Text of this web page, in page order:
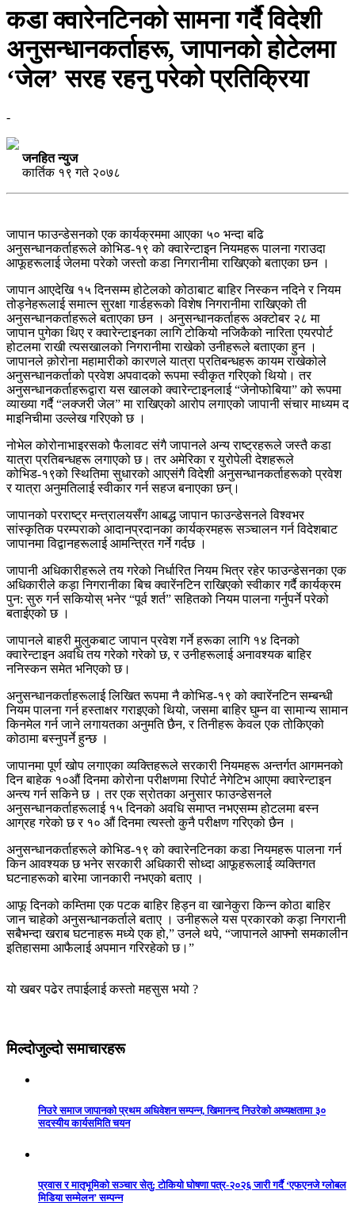
कडा क्वारेनटिनको सामना गर्दै विदेशी
अनुसन्धानकर्ताहरू, जापानको होटेलमा
‘जेल’ सरह रहनु परेको प्रतिक्रिया
-
जनहित न्युज
कार्तिक १९ गते २०७८
जापान फाउन्डेसनको एक कार्यक्रममा आएका ५० भन्दा बढि
अनुसन्धानकर्ताहरूले कोभिड-१९ को क्वारेन्टाइन नियमहरू पालना गराउदा
आफूहरूलाई जेलमा परेको जस्तो कडा निगरानीमा राखिएको बताएका छन ।
जापान आएदेखि १५ दिनसम्म होटेलको कोठाबाट बाहिर निस्कन नदिने र नियम
तोड्नेहरूलाई समात्न सुरक्षा गार्डहरूको विशेष निगरानीमा राखिएको ती
अनुसन्धानकर्ताहरूले बताएका छन । अनुसन्धानकर्ताहरू अक्टोबर २८ मा
जापान पुगेका थिए र क्वारेन्टाइनका लागि टोकियो नजिकैको नारिता एयरपोर्ट
होटलमा राखी त्यसखालको निगरानीमा राखेको उनीहरूले बताएका हुन ।
जापानले क़ोरोना महामारीको कारणले यात्रा प्रतिबन्धहरू कायम राखेकोले
अनुसन्धानकर्ताको प्रवेश अपवादको रूपमा स्वीकृत गरिएको थियो। तर
अनुसन्धानकर्ताहरूद्वारा यस खालको क्वारेन्टाइनलाई “जेनोफोबिया” को रूपमा
व्याख्या गर्दै “लक्जरी जेल” मा राखिएको आरोप लगाएको जापानी संचार माध्यम द
माइनिचीमा उल्लेख गरिएको छ ।
नोभेल कोरोनाभाइरसको फैलावट संगै जापानले अन्य राष्ट्रहरूले जस्तै कडा
यात्रा प्रतिबन्धहरू लगाएको छ। तर अमेरिका र युरोपेली देशहरूले
कोभिड-१९को स्थितिमा सुधारको आएसंगै विदेशी अनुसन्धानकर्ताहरूको प्रवेश
र यात्रा अनुमतिलाई स्वीकार गर्न सहज बनाएका छन्।
जापानको परराष्ट्र मन्त्रालयसँग आबद्ध जापान फाउन्डेसनले विश्वभर
सांस्कृतिक परम्पराको आदानप्रदानका कार्यक्रमहरू सञ्चालन गर्न विदेशबाट
जापानमा विद्वानहरूलाई आमन्त्रित गर्ने गर्दछ ।
जापानी अधिकारीहरूले तय गरेको निर्धारित नियम भित्र रहेर फाउन्डेसनका एक
अधिकारीले कड़ा निगरानीका बिच क्वारेंनटिन राखिएको स्वीकार गर्दै कार्यक्रम
पुन: सुरु गर्न सकियोस् भनेर “पूर्व शर्त” सहितको नियम पालना गर्नुपर्ने परेको
बताईएको छ ।
जापानले बाहरी मुलुकबाट जापान प्रवेश गर्ने हरूका लागि १४ दिनको
क्वारेन्टाइन अवधि तय गरेको गरेको छ, र उनीहरूलाई अनावश्यक बाहिर
ननिस्कन समेत भनिएको छ।
अनुसन्धानकर्ताहरूलाई लिखित रूपमा नै कोभिड-१९ को क्वारेंनटिन सम्बन्धी
नियम पालना गर्न हस्ताक्षर गराइएको थियो, जसमा बाहिर घुम्न वा सामान्य सामान
किनमेल गर्न जाने लगायतका अनुमति छैन, र तिनीहरू केवल एक तोकिएको
कोठामा बस्नुपर्ने हुन्छ ।
जापानमा पूर्ण खोप लगाएका व्यक्तिहरूले सरकारी नियमहरू अन्तर्गत आगमनको
दिन बाहेक १०औं दिनमा कोरोना परीक्षणमा रिपोर्ट नेगेटिभ आएमा क्वारेन्टाइन
अन्त्य गर्न सकिने छ । तर एक स्रोतका अनुसार फाउन्डेसनले
अनुसन्धानकर्ताहरूलाई १५ दिनको अवधि समाप्त नभएसम्म होटलमा बस्न
आग्रह गरेको छ र १० औं दिनमा त्यस्तो कुनै परीक्षण गरिएको छैन ।
अनुसन्धानकर्ताहरूले कोभिड-१९ को क्वारेनटिनका कडा नियमहरू पालना गर्न
किन आवश्यक छ भनेर सरकारी अधिकारी सोध्दा आफूहरूलाई व्यक्तिगत
घटनाहरूको बारेमा जानकारी नभएको बताए ।
आफू दिनको कम्तिमा एक पटक बाहिर हिड्न वा खानेकुरा किन्न कोठा बाहिर
जान चाहेको अनुसन्धानकर्ताले बताए । उनीहरूले यस प्रकारको कड़ा निगरानी
सबैभन्दा खराब घटनाहरू मध्ये एक हो,” उनले थपे, “जापानले आफ्नो समकालीन
इतिहासमा आफैलाई अपमान गरिरहेको छ।”
यो खबर पढेर तपाईलाई कस्तो महसुस भयो ?
मिल्दोजुल्दो समाचारहरू
निउरे समाज जापानको प्रथम अधिवेशन सम्पन्न, खिमानन्द निउरेको अध्यक्षतामा ३०
सदस्यीय कार्यसमिति चयन
प्रवास र मातृभूमिको सञ्चार सेतु: टोकियो घोषणा पत्र-२०२६ जारी गर्दै ‘एफएनजे ग्लोबल
मिडिया सम्मेलन’ सम्पन्न